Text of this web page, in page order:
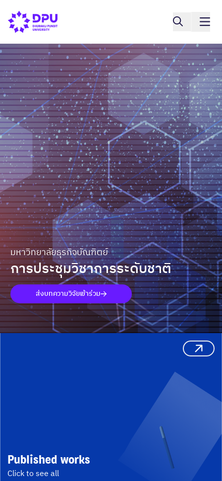
มหาวิทยาลัยธุรกิจบัณฑิตย์
การประชุมวิชาการระดับชาติ
ส่งบทความวิจัยเข้าร่วม
Published works
Click to see all